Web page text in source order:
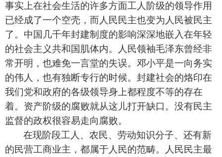
事实上在社会生活的许多方面工人阶级的领导作用
已经成了一个空壳，而人民民主也变为人民被民主
了。中国几千年封建制度的影响深深地嵌入在年轻
的社会主义共和国肌体内。人民领袖毛泽东曾经非
常开明，也难免一言堂的失误。邓小平是一向务实
的伟人，也有独断专行的时候。封建社会的烙印在
我们党和政府的各级领导身上都程度不等的存在
着。资产阶级的腐败就从这儿打开缺口。没有民主
监督的政权很容易走向腐败。
在现阶段工人、农民、劳动知识分子、还有新
的民营工商业主，都属于人民的范畴。人民民主最